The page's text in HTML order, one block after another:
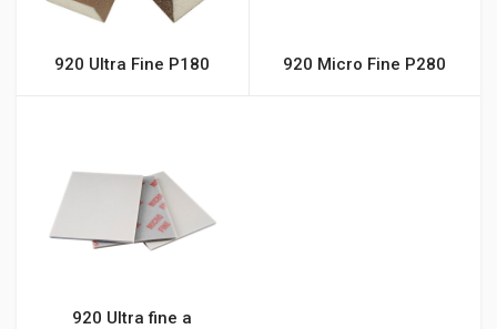
920 Ultra Fine P180 920 Micro Fine P280
920 Ultra fine a